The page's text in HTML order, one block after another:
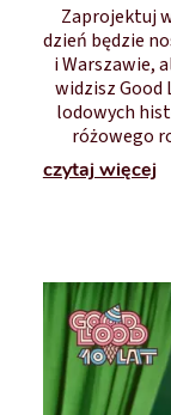
Zaprojektuj
dzień będzie
i Warszawie,
widzisz Good
lodowych
różowego
czytaj więcej